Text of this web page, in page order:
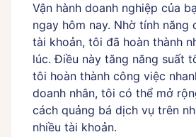
Vận hành doanh nghiệp của
ngay hôm nay. Nhờ tính năng
tài khoản, tôi đã hoàn thành
lúc. Điều này tăng năng suất
tôi hoàn thành công việc
doanh nhân, tôi có thể mở
cách quảng bá dịch vụ trên
nhiều tài khoản.